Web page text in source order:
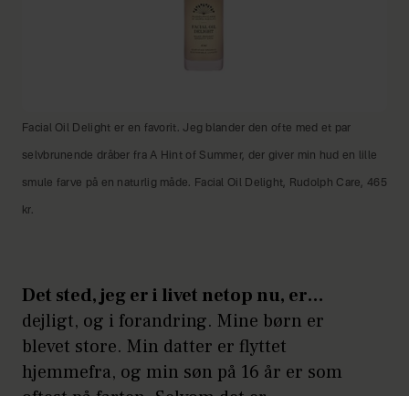
Facial Oil Delight er en favorit. Jeg blander den ofte med et par
selvbrunende dråber fra A Hint of Summer, der giver min hud en lille
smule farve på en naturlig måde. Facial Oil Delight, Rudolph Care, 465
kr.
Det sted, jeg er i livet netop nu, er…
dejligt, og i forandring. Mine børn er
blevet store. Min datter er flyttet
hjemmefra, og min søn på 16 år er som